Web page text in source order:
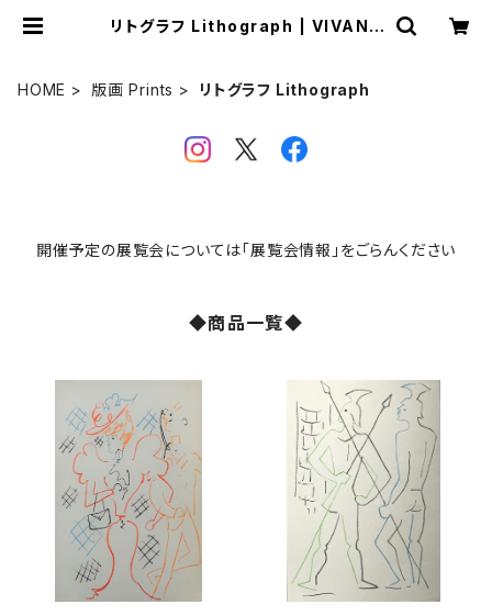
リトグラフ Lithograph | VIVANT
HOME
版画 Prints リトグラフ Lithograph
開催予定の展覧会については「展覧会情報」をごらんください
◆商品一覧◆